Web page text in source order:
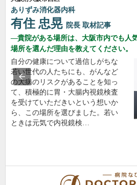
ありずみ消化器内科
有住 忠晃 院長 取材記事
貴院がある場所は、大阪市内でも人
場所を選んだ理由を教えてください。
自分の健康について過信しがちな
若い世代の人たちにも、がんなど
の大病のリスクがあることを知っ
て、積極的に胃・大腸内視鏡検査
を受けていただきいという想いか
ら、この場所を選びました。若い
ときは元気で内視鏡検…